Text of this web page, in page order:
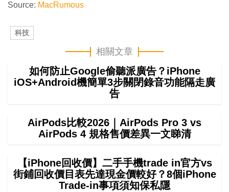
Source: MacRumous
科技
相關文章
如何防止Google偷聽派廣告？iPhone
iOS+Android機簡單3步關閉錄音功能隔走廣
告
AirPods比較2026｜AirPods Pro 3 vs
AirPods 4 規格售價差異一文睇清
【iPhone回收價】二手手機trade in官方vs
街鋪回收價目表先達現金價較好？8個iPhone
Trade-in事項須知保私隱